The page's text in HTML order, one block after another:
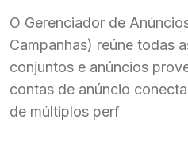
O Gerenciador de
Campanhas) reúne todas
conjuntos e anúncios
contas de anúncio
de múltiplos perf